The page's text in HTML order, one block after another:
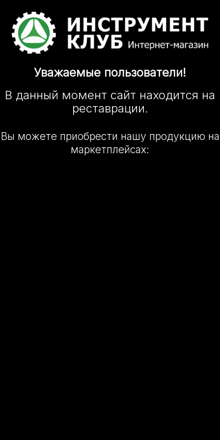
Уважаемые пользователи!
В данный момент сайт находится на
реставрации.
Вы можете приобрести нашу продукцию на
маркетплейсах: